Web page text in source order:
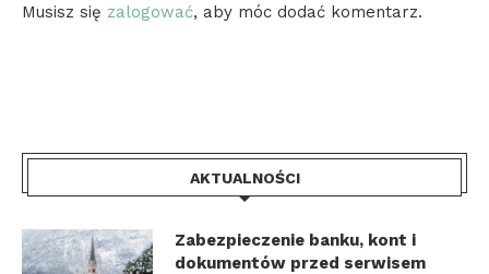
Musisz się zalogować, aby móc dodać komentarz.
AKTUALNOŚCI
Zabezpieczenie banku, kont i
dokumentów przed serwisem